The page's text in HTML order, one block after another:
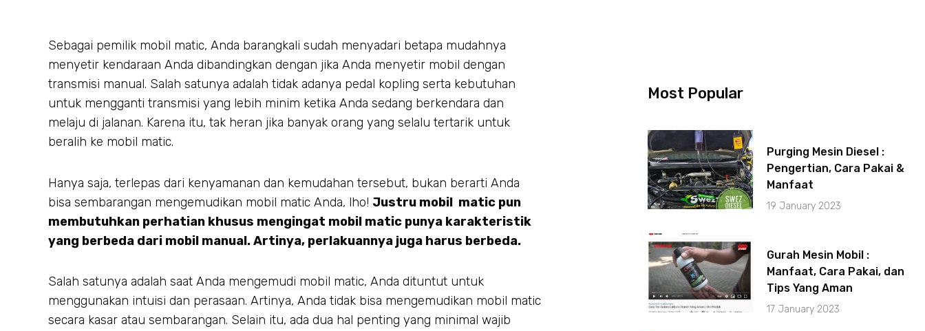
Sebagai pemilik mobil matic, Anda barangkali sudah menyadari betapa mudahnya
menyetir kendaraan Anda dibandingkan dengan jika Anda menyetir mobil dengan
transmisi manual. Salah satunya adalah tidak adanya pedal kopling serta kebutuhan
untuk mengganti transmisi yang lebih minim ketika Anda sedang berkendara dan
melaju di jalanan. Karena itu, tak heran jika banyak orang yang selalu tertarik untuk
beralih ke mobil matic.
Hanya saja, terlepas dari kenyamanan dan kemudahan tersebut, bukan berarti Anda
bisa sembarangan mengemudikan mobil matic Anda, lho! Justru mobil matic pun
membutuhkan perhatian khusus mengingat mobil matic punya karakteristik
yang berbeda dari mobil manual. Artinya, perlakuannya juga harus berbeda.
Salah satunya adalah saat Anda mengemudi mobil matic, Anda dituntut untuk
menggunakan intuisi dan perasaan. Artinya, Anda tidak bisa mengemudikan mobil matic
secara kasar atau sembarangan. Selain itu, ada dua hal penting yang minimal wajib
Most Popular
Purging Mesin Diesel :
Pengertian, Cara Pakai &
Manfaat
19 January 2023
Gurah Mesin Mobil :
Manfaat, Cara Pakai, dan
Tips Yang Aman
17 January 2023